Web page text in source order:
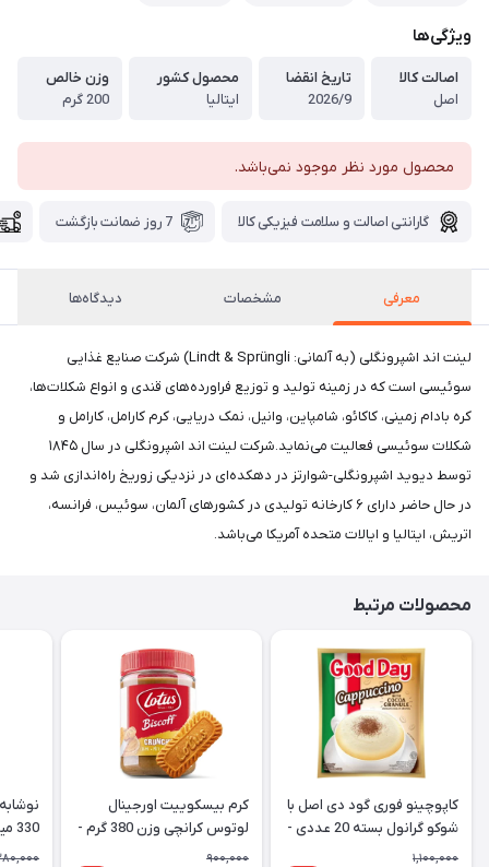
ویژگی‌ها
اصالت کالا
اصل
تاریخ انقضا
2026/9
محصول کشور
ایتالیا
وزن خالص
200 گرم
محصول مورد نظر موجود نمی‌باشد.
گارانتی اصالت و سلامت فیزیکی کالا 7 روز ضمانت بازگشت
معرفی مشخصات دیدگاه‌ها
لینت اند اشپرونگلی (به آلمانی: Lindt & Sprüngli) شرکت صنایع غذایی
سوئیسی است که در زمینه تولید و توزیع فراورده‌های قندی و انواع شکلات‌ها،
کره بادام زمینی، کاکائو، شامپاین، وانیل، نمک دریایی، کرم کارامل، کارامل و
شکلات سوئیسی فعالیت می‌نماید.شرکت لینت اند اشپرونگلی در سال ۱۸۴۵
توسط دیوید اشپرونگلی-شوارتز در دهکده‌ای در نزدیکی زوریخ راه‌اندازی شد و
در حال حاضر دارای ۶ کارخانه تولیدی در کشورهای آلمان، سوئیس، فرانسه،
اتریش، ایتالیا و ایالات متحده آمریکا می‌باشد.
محصولات مرتبط
کاپوچینو فوری گود دی اصل با
شوکو گرانول بسته 20 عددی -
Good Day Cappuccino
1,100,000
کرم بیسکوییت اورجینال
لوتوس کرانچی وزن 380 گرم -
Lotus
900,000
330 میل CocaCola Vanilla